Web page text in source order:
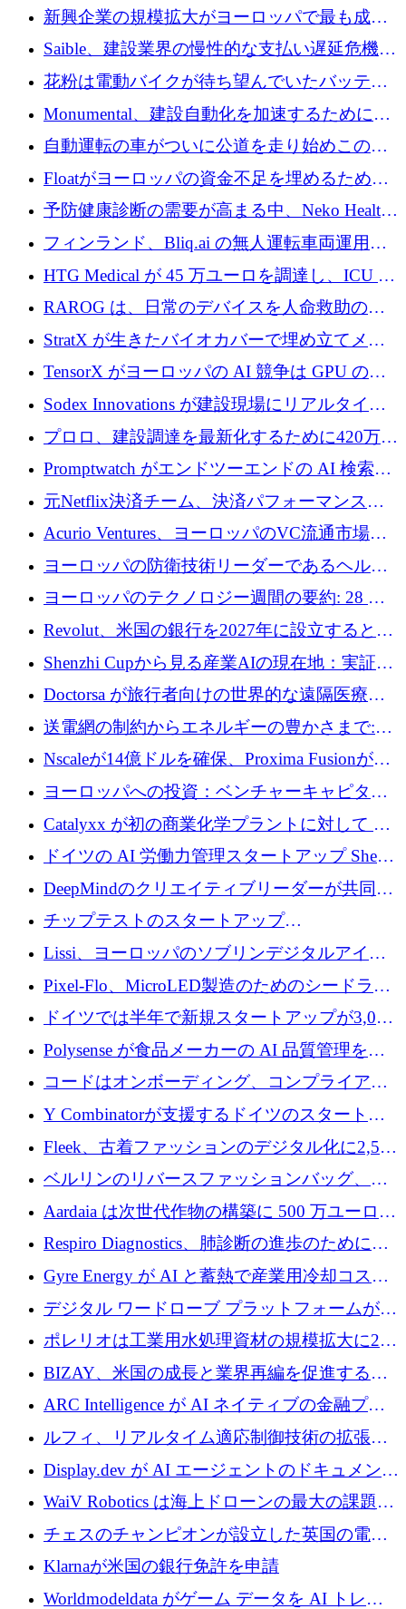
後、アムステルダムに根を張る
新興企業の規模拡大がヨーロッパで最も成功
した創業者を生み出す、アントラー氏が発見
Saible、建設業界の慢性的な支払い遅延危機に
対処するために 290 万ポンドを調達
花粉は電動バイクが待ち望んでいたバッテリ
ー交換ネットワークを構築している
Monumental、建設自動化を加速するためにシ
リーズ B で 3,200 万ドルを確保
自動運転の車がついに公道を走り始めこの国
が世界をリードしようとしている
Floatがヨーロッパの資金不足を埋めるために
シリーズAで450万ユーロを調達
予防健康診断の需要が高まる中、Neko Health
が 7 億ドルを調達
フィンランド、Bliq.ai の無人運転車両運用を
認可
HTG Medical が 45 万ユーロを調達し、ICU の
尿モニタリングを自動化するための MDR 認
証を獲得
RAROG は、日常のデバイスを人命救助の救
助ビーコンに変えるために 16 万 2,000 ユーロ
StratX が生きたバイオカバーで埋め立てメタ
ン対策に 119 万ドルを調達
TensorX がヨーロッパの AI 競争は GPU の所
有者によって決まると考える理由
Sodex Innovations が建設現場にリアルタイム
のインテリジェンスをもたらすために 400 万
ユーロを確保
プロロ、建設調達を最新化するために420万ポ
ンドを調達
Promptwatch がエンドツーエンドの AI 検索最
適化プラットフォームを拡張するために 600
万ユーロを調達
元Netflix決済チーム、決済パフォーマンスプ
ラットフォームNopanのためにこれまでに720
万ユーロを調達
Acurio Ventures、ヨーロッパのVC流通市場の
流動性を解放するために1億1,500万ユーロの
ファンドを立ち上げる
ヨーロッパの防衛技術リーダーであるヘルシ
ングは、180億ドルの評価額で18億ドルのシリ
ヨーロッパのテクノロジー週間の要約: 28 億
ユーロを超える 70 以上のテクノロジー資金調
Revolut、米国の銀行を2027年に設立すると米
国の社長が語る
Shenzhi Cupから見る産業AIの現在地：実証と
産業実装への道筋
Doctorsa が旅行者向けの世界的な遠隔医療プ
ラットフォームを拡大するために 100 万ユー
ロを調達
送電網の制約からエネルギーの豊かさまで:
Envision の Gobi X がヨーロッパの AI の未来
Nscaleが14億ドルを確保、Proxima Fusionが4
億1,100万ユーロを獲得、Invest EuropeはVCの
ヨーロッパへの投資：ベンチャーキャピタル
が過去2番目に高い水準に到達
Catalyxx が初の商業化学プラントに対して EU
から 2,000 万ユーロ以上の支援を獲得
ドイツの AI 労働力管理スタートアップ Sherpa
がプレシードで 220 万ドルを調達
DeepMindのクリエイティブリーダーが共同設
立したAIライティングのスタートアップが
1,300万ドルのシード投資を調達
チップテストのスタートアップ
QuantumDiamondsが株式資金で1,500万ユーロ
を調達
Lissi、ヨーロッパのソブリンデジタルアイデ
ンティティの未来を推進するために350万ユー
ロを調達
Pixel-Flo、MicroLED製造のためのシードラウ
ンドで525万ポンドを獲得
ドイツでは半年で新規スタートアップが3,000
社という記録を目の当たりにし、涙を流すハ
ンブルク
Polysense が食品メーカーの AI 品質管理を拡
張するために 1,070 万ドルを調達
コードはオンボーディング、コンプライアン
ス、支払いを統合するために 640 万ポンドを
Y Combinatorが支援するドイツのスタートア
ップFintoが340万ドルを調達、シリコンバレ
ーではなくミュンヘンを選んだと語る
Fleek、古着ファッションのデジタル化に2,500
万ドルを確保
ベルリンのリバースファッションバッグ、繊
維仕分け規模拡大に7桁の資金調達
Aardaia は次世代作物の構築に 500 万ユーロを
寄付
Respiro Diagnostics、肺診断の進歩のために
100 万ポンドを確保
Gyre Energy が AI と蓄熱で産業用冷却コスト
を削減するために 130 万ドルを調達
デジタル ワードローブ プラットフォームが
1,000 万人のユーザーに到達し、Whering が
700 万ドルを獲得
ポレリオは工業用水処理資材の規模拡大に240
万ユーロを確保
BIZAY、米国の成長と業界再編を促進するた
めに5,500万ドルを確保
ARC Intelligence が AI ネイティブの金融プラ
ットフォームを拡大するために 400 万ユーロ
ルフィ、リアルタイム適応制御技術の拡張に
810万ポンドを確保
Display.dev が AI エージェントのドキュメント
コラボレーションを強化するために 47 万ユー
WaiV Robotics は海上ドローンの最大の課題の
1 つをどのように解決しているか
チェスのチャンピオンが設立した英国の電池
材料スタートアップ TaiSan が 465 万ポンドを
Klarnaが米国の銀行免許を申請
Worldmodeldata がゲーム データを AI トレー